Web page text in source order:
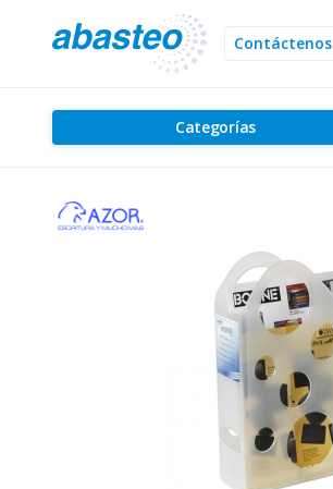
Contáctenos
Categorías